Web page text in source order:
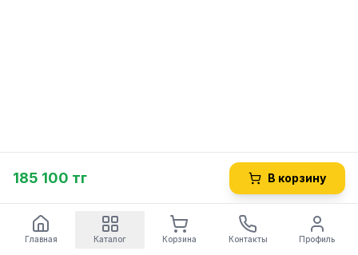
185 100 тг В корзину
Главная Каталог Корзина Контакты Профиль